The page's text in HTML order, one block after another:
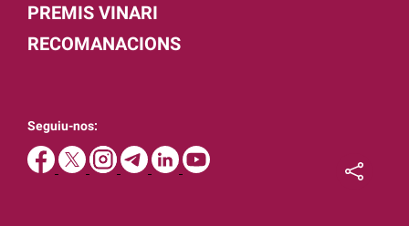
PREMIS VINARI
RECOMANACIONS
Seguiu-nos: